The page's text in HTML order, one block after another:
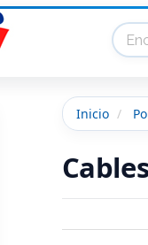
Inicio